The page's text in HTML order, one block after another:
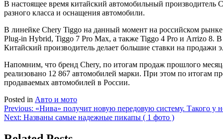
В настоящее время китайский автомобильный производитель
разного класса и оснащения автомобили.
В линейке Chery Tiggo на данный момент на российском
Plug-in Hybrid, Tiggo 7 Pro Max, а также Tiggo 4 Pro и Arrizo 8.
Китайский производитель делает большие ставки на
Напомним, что бренд Chery, по итогам продаж прошлого
реализовано 12 867 автомобилей марки. При этом по итогам
продаваемых автомобилей в России.
Posted in Авто и мото
Навигация
по
Previous: «Нива» получит новую передовую систему. Такого у
Next: Названы самые надежные пикапы ( 1 фото )